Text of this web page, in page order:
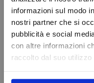
informazioni sul modo
nostri partner che si
pubblicità e social
con altre informazioni
raccolto dal suo
Online Booking
Service Eschini Auto
Magazzino e Ricambi
VAI